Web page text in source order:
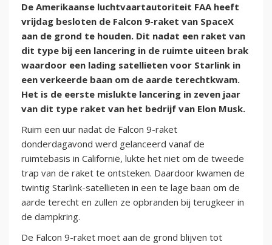
De Amerikaanse luchtvaartautoriteit FAA heeft
vrijdag besloten de Falcon 9-raket van SpaceX
aan de grond te houden. Dit nadat een raket van
dit type bij een lancering in de ruimte uiteen brak
waardoor een lading satellieten voor Starlink in
een verkeerde baan om de aarde terechtkwam.
Het is de eerste mislukte lancering in zeven jaar
van dit type raket van het bedrijf van Elon Musk.
Ruim een uur nadat de Falcon 9-raket
donderdagavond werd gelanceerd vanaf de
ruimtebasis in Californië, lukte het niet om de tweede
trap van de raket te ontsteken. Daardoor kwamen de
twintig Starlink-satellieten in een te lage baan om de
aarde terecht en zullen ze opbranden bij terugkeer in
de dampkring.
De Falcon 9-raket moet aan de grond blijven tot